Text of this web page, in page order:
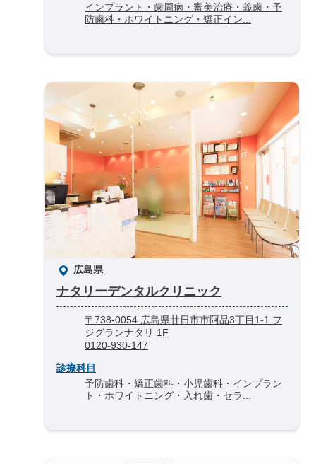
インプラント・歯周病・審美治療・義歯・予
防歯科・ホワイトニング・矯正イン...
広島県
ナタリーデンタルクリニック
〒738-0054 広島県廿日市市阿品3丁目1-1 フ
ジグランナタリ 1F
0120-930-147
診療科目
予防歯科・矯正歯科・小児歯科・インプラン
ト・ホワイトニング・入れ歯・セラ...